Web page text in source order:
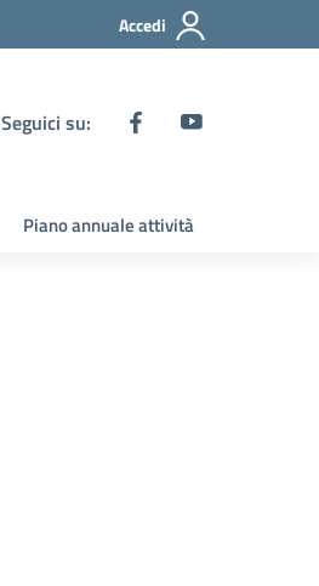
Accedi
Seguici su:
Piano annuale attività